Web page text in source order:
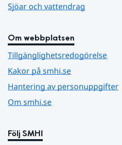
Sjöar och vattendrag
Om webbplatsen
Tillgänglighetsredogörelse
Kakor på smhi.se
Hantering av personuppgifter
Om smhi.se
Följ SMHI